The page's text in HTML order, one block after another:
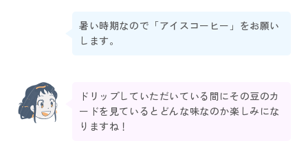
暑い時期なので「アイスコーヒー」をお願い
します。
ドリップしていただいている間にその豆のカ
ードを見ているとどんな味なのか楽しみにな
りますね！